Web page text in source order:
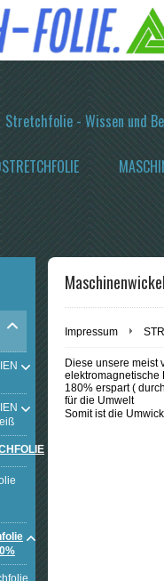
Stretchfolie - Wissen und
Impressum
Diese unsere meist
elektromagnetische
180% erspart (
für die Umwelt
Somit ist die